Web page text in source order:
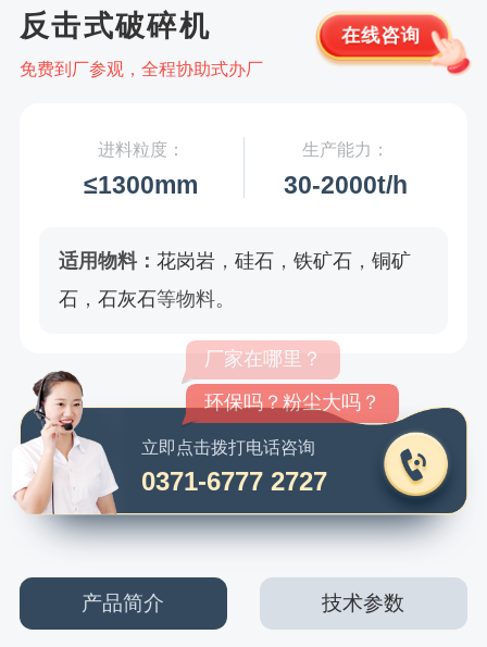
反击式破碎机
免费到厂参观，全程协助式办厂
在线咨询
进料粒度：
≤1300mm
生产能力：
30-2000t/h
适用物料： 花岗岩， 硅石 ， 铁矿石 ， 铜矿
石 ， 石灰石等物料。
环保吗？粉尘大吗？
立即点击拨打电话咨询
0371-6777 2727
产品简介 技术参数